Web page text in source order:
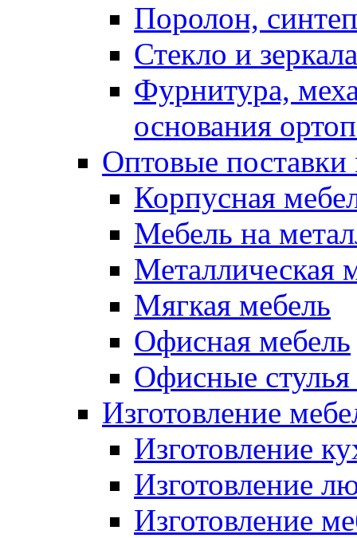
Поролон,
Стекло и зеркала
Фурнитура,
основания
Оптовые поставки
Корпусная
Мебель на
Металлическая
Мягкая мебель
Офисная мебель
Офисные стулья
Изготовление
Изготовление
Изготовление
Изготовление